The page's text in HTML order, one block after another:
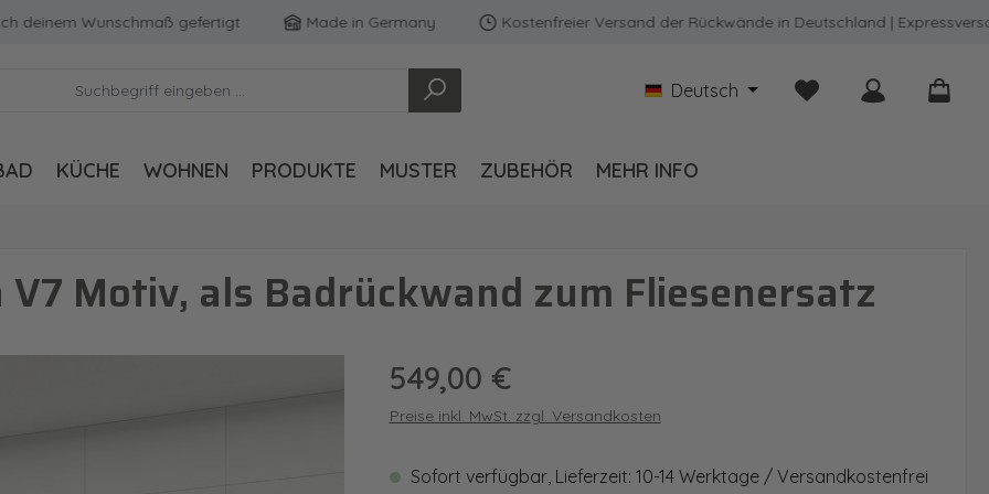
Wunschmaß gefertigt Made in Germany Kostenfreier Versand der Rückwände in Deutschland | Expressversand
Deutsch Du hast 0 Produkte
KÜCHE WOHNEN PRODUKTE MUSTER ZUBEHÖR MEHR INFO
Motiv, als Badrückwand zum Fliesenersatz
Regulärer Preis:
549,00 €
Preise inkl. MwSt. zzgl. Versandkosten
Sofort verfügbar, Lieferzeit: 10-14 Werktage / Versandkostenfrei